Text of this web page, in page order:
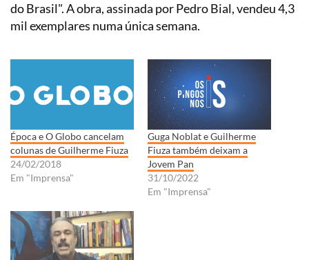
do Brasil". A obra, assinada por Pedro Bial, vendeu 4,3
mil exemplares numa única semana.
Época e O Globo cancelam
colunas de Guilherme Fiuza
24/02/2018
Em "Imprensa"
Guga Noblat e Guilherme
Fiuza também deixam a
Jovem Pan
31/10/2022
Em "Imprensa"